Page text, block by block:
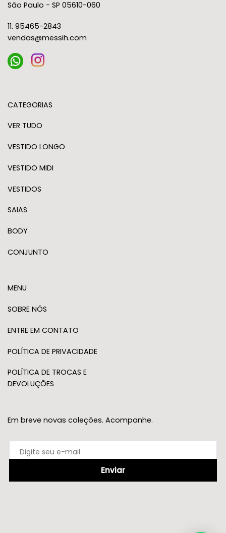
São Paulo - SP 05610-060
11. 95465-2843
vendas@messih.com
CATEGORIAS
VER TUDO
VESTIDO LONGO
VESTIDO MIDI
VESTIDOS
SAIAS
BODY
CONJUNTO
MENU
SOBRE NÓS
ENTRE EM CONTATO
POLÍTICA DE PRIVACIDADE
POLÍTICA DE TROCAS E
DEVOLUÇÕES
Em breve novas coleções. Acompanhe.
Enviar